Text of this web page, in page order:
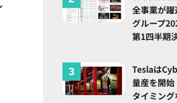
全事業が
グループ
第1四半期
Teslaは
量産を開
タイミング